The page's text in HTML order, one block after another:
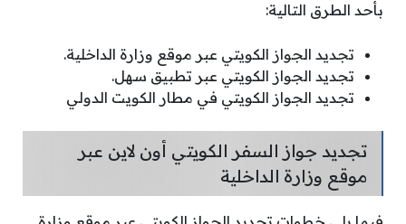
بأحد الطرق التالية:
تجديد الجواز الكويتي عبر موقع وزارة الداخلية.
تجديد الجواز الكويتي عبر تطبيق سهل.
تجديد الجواز الكويتي في مطار الكويت الدولي
تجديد جواز السفر الكويتي أون لاين عبر
موقع وزارة الداخلية